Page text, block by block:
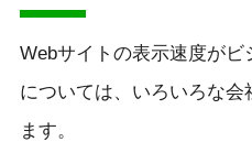
Webサイトの表示速度がビ
については、いろいろな
ます。